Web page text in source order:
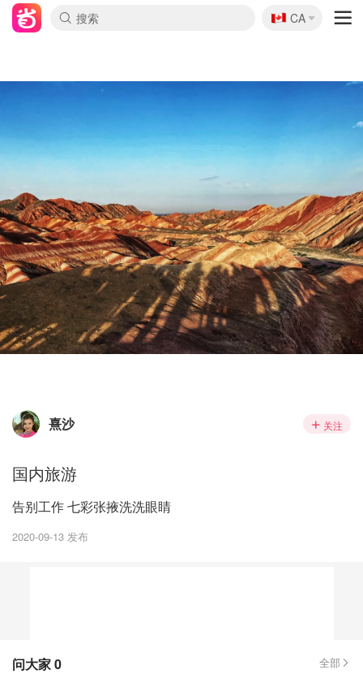
🇨🇦
CA
熹沙 关注
国内旅游
告别工作 七彩张掖洗洗眼睛
2020-09-13 发布
问大家0 全部